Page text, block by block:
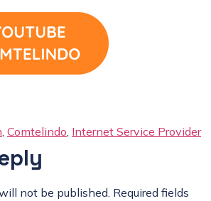
, Comtelindo, Internet Service Provider
not be published. Required fields